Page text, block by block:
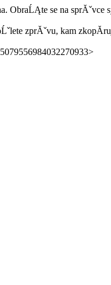
ObraĹĄte se na sprĂˇvce
zprĂˇvu, kam